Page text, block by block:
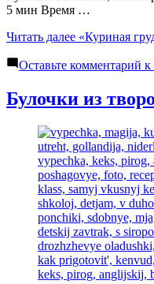
5 мин Время …
Читать далее «Куриная
Оставьте комментарий к
Булочки из